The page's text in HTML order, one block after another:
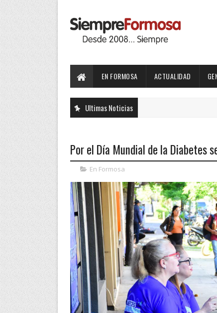
EN FORMOSA ACTUALIDAD
Ultimas Noticias
Por el Día Mundial de la Diabetes
En Formosa